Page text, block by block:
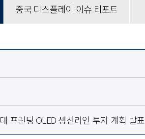
용어집
중국 디스플레이 이슈 리포트
프린팅 OLED 생산라인 투자 계획 발표